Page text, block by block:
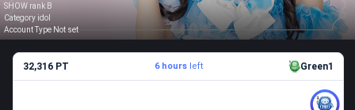
SHOW rank B
Category idol
Account Type Not set
32,316 PT 6 hours left Green1